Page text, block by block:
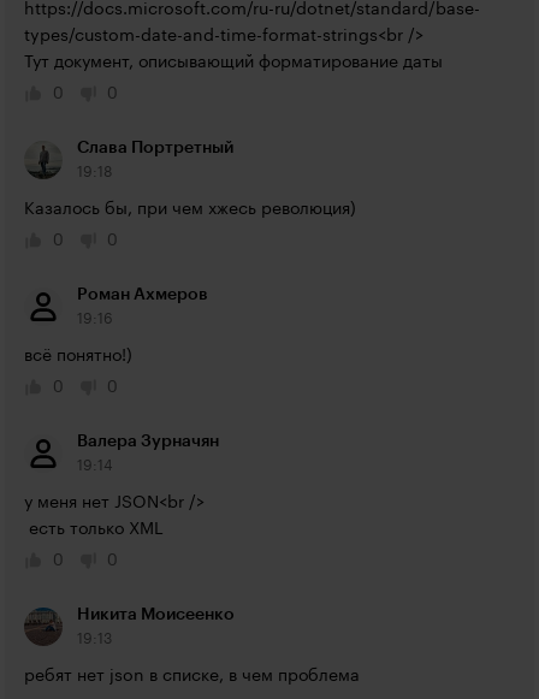
https://docs.microsoft.com/ru-ru/dotnet/standard/base-
types/custom-date-and-time-format-strings<br />
Тут документ, описывающий форматирование даты
0
0
Слава Портретный
19:18
Казалось бы, при чем хжесь революция)
0
0
Роман Ахмеров
19:16
всё понятно!)
0
0
Валера Зурначян
19:14
у меня нет JSON<br />
есть только XML
0
0
Никита Моисеенко
19:13
ребят нет json в списке, в чем проблема